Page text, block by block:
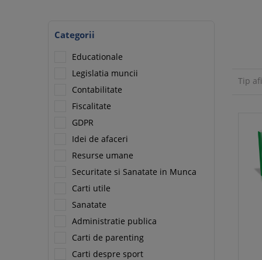
Categorii
Educationale
Legislatia muncii
Contabilitate
Fiscalitate
GDPR
Idei de afaceri
Resurse umane
Securitate si Sanatate in Munca
Carti utile
Sanatate
Administratie publica
Carti de parenting
Carti despre sport
Tip